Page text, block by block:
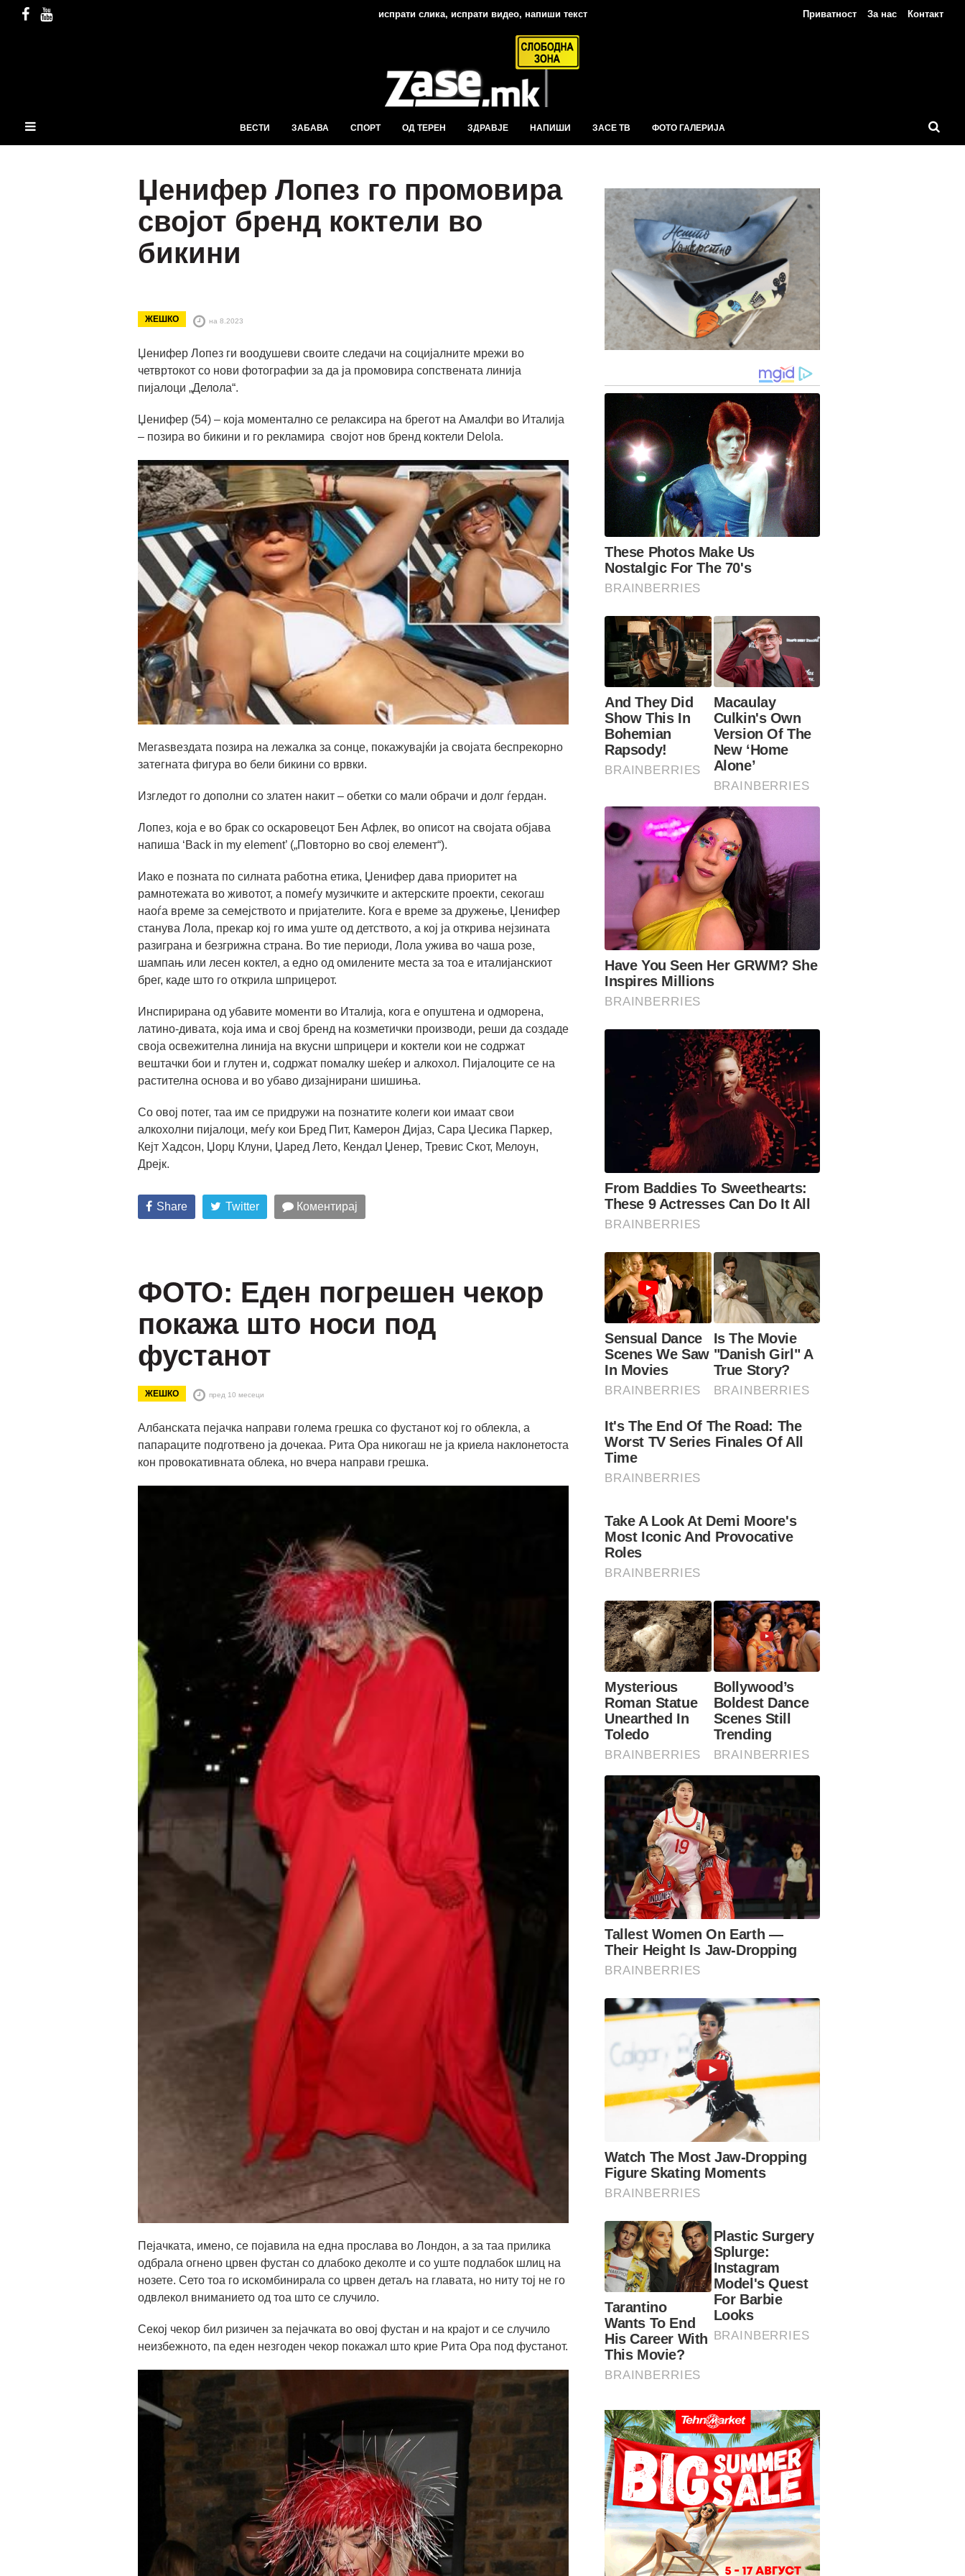
испрати слика, испрати видео, напиши текст
ВЕСТИ ЗАБАВА СПОРТ ОД ТЕРЕН ЗДРАВЈЕ НАПИШИ ЗАСЕ ТВ ФОТО ГАЛЕРИЈА
Приватност За нас Контакт
Џенифер Лопез го промовира
својот бренд коктели во
бикини
ЖЕШКО на 8.2023
Џенифер Лопез ги воодушеви своите следачи на социјалните мрежи во
четвртокот со нови фотографии за да ја промовира сопствената линија
пијалоци „Делола“.
Џенифер (54) – која моментално се релаксира на брегот на Амалфи во Италија
– позира во бикини и го рекламира својот нов бренд коктели Delola.
Мегаѕвездата позира на лежалка за сонце, покажувајќи ја својата беспрекорно
затегната фигура во бели бикини со врвки.
Изгледот го дополни со златен накит – обетки со мали обрачи и долг ѓердан.
Лопез, која е во брак со оскаровецот Бен Афлек, во описот на својата објава
напиша ‘Back in my element’ („Повторно во свој елемент“).
Иако е позната по силната работна етика, Џенифер дава приоритет на
рамнотежата во животот, а помеѓу музичките и актерските проекти, секогаш
наоѓа време за семејството и пријателите. Кога е време за дружење, Џенифер
станува Лола, прекар кој го има уште од детството, а кој ја открива нејзината
разиграна и безгрижна страна. Во тие периоди, Лола ужива во чаша розе,
шампањ или лесен коктел, а едно од омилените места за тоа е италијанскиот
брег, каде што го открила шприцерот.
Инспирирана од убавите моменти во Италија, кога е опуштена и одморена,
латино-дивата, која има и свој бренд на козметички производи, реши да создаде
своја освежителна линија на вкусни шприцери и коктели кои не содржат
вештачки бои и глутен и, содржат помалку шеќер и алкохол. Пијалоците се на
растителна основа и во убаво дизајнирани шишиња.
Со овој потег, таа им се придружи на познатите колеги кои имаат свои
алкохолни пијалоци, меѓу кои Бред Пит, Камерон Дијаз, Сара Џесика Паркер,
Кејт Хадсон, Џорџ Клуни, Џаред Лето, Кендал Џенер, Тревис Скот, Мелоун,
Дрејк.
Share Twitter Коментирај
ФОТО: Еден погрешен чекор
покажа што носи под
фустанот
ЖЕШКО пред 10 месеци
Албанската пејачка направи голема грешка со фустанот кој го облекла, а
папараците подготвено ја дочекаа. Рита Ора никогаш не ја криела наклонетоста
кон провокативната облека, но вчера направи грешка.
Пејачката, имено, се појавила на една прослава во Лондон, а за таа прилика
одбрала огнено црвен фустан со длабоко деколте и со уште подлабок шлиц на
нозете. Сето тоа го искомбинирала со црвен детаљ на главата, но ниту тој не го
одвлекол вниманието од тоа што се случило.
Секој чекор бил ризичен за пејачката во овој фустан и на крајот и се случило
неизбежното, па еден незгоден чекор покажал што крие Рита Ора под фустанот.